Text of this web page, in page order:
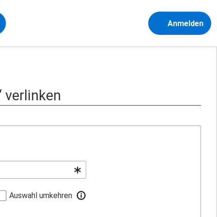
Anmelden
verlinken
Auswahl umkehren